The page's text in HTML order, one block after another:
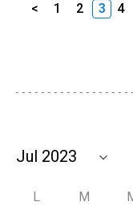
< 1 2 3 4
L M